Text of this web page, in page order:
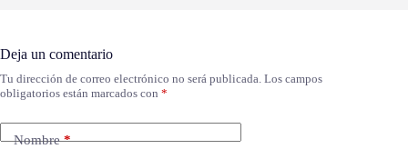
Deja un comentario
Tu dirección de correo electrónico no será publicada. Los campos
obligatorios están marcados con *
Nombre*